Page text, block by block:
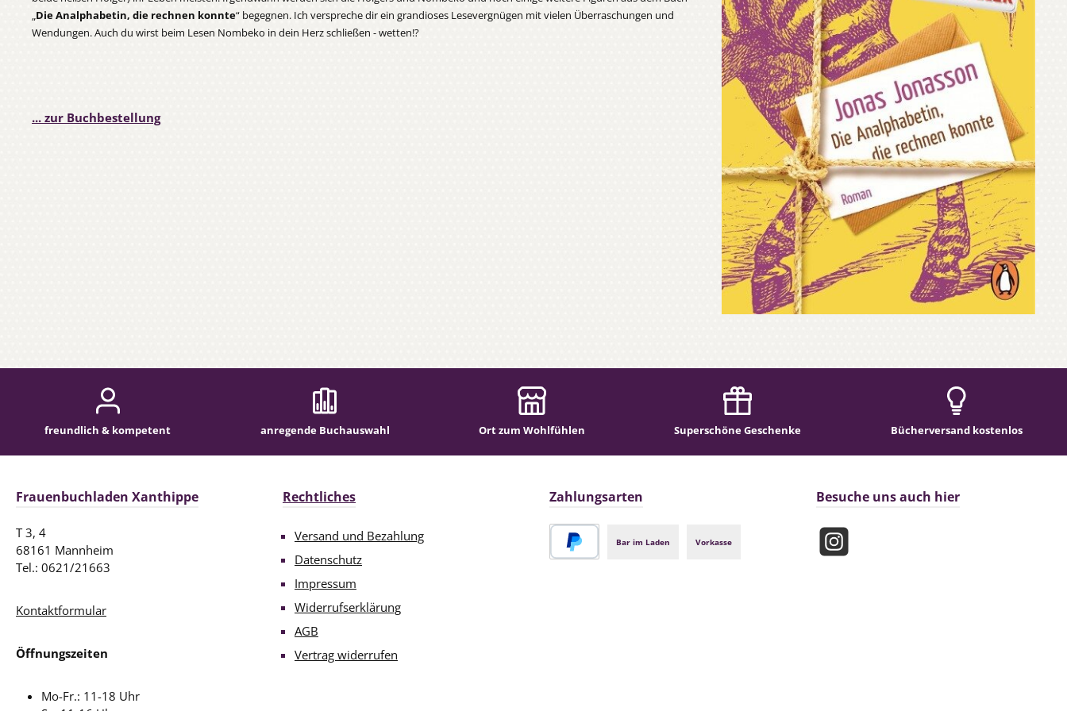
„Die Analphabetin, die rechnen konnte“ begegnen. Ich verspreche dir ein grandioses Lesevergnügen mit vielen Überraschungen und
Wendungen. Auch du wirst beim Lesen Nombeko in dein Herz schließen - wetten!?
... zur Buchbestellung
freundlich & kompetent anregende Buchauswahl Ort zum Wohlfühlen Superschöne Geschenke Bücherversand kostenlos
Rechtliches
Versand und Bezahlung
Datenschutz
Impressum
Widerrufserklärung
AGB
Vertrag widerrufen
Zahlungsarten
Vorkasse
Bar im Laden
Besuche uns auch hier
Instagram
Frauenbuchladen Xanthippe
T 3, 4
68161 Mannheim
Tel.: 0621/21663
Kontaktformular
Öffnungszeiten
Mo-Fr.: 11-18 Uhr